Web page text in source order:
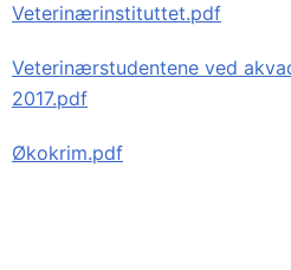
Veterinærinstituttet.pdf
Veterinærstudentene ved
2017.pdf
Økokrim.pdf